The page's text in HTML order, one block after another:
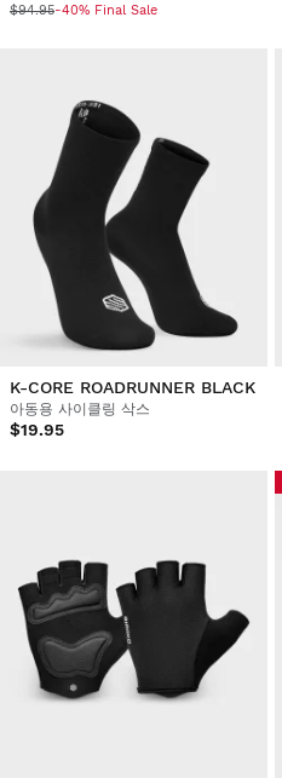
$94.95-40% Final Sale
K-CORE ROADRUNNER BLACK
아동용 사이클링 삭스
$19.95